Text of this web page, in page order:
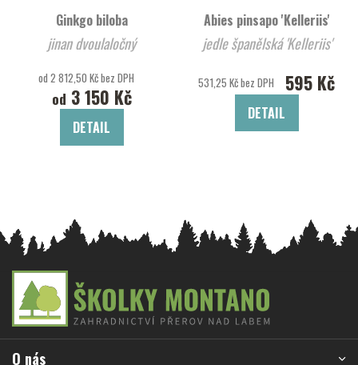
Ginkgo biloba
jinan dvoulaločný
od 2 812,50 Kč bez DPH
od 3 150 Kč
DETAIL
Abies pinsapo 'Kelleriis'
jedle španělská 'Kelleriis'
531,25 Kč bez DPH 595 Kč
DETAIL
a
O nás